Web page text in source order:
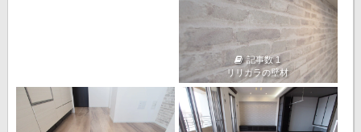
記事数 1
リリカラの壁材